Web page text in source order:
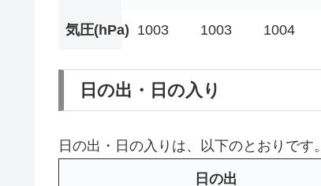
気圧(hPa) 1003 1003 1004
日の出・日の入り
日の出・日の入りは、以下のとおりです。
日の出